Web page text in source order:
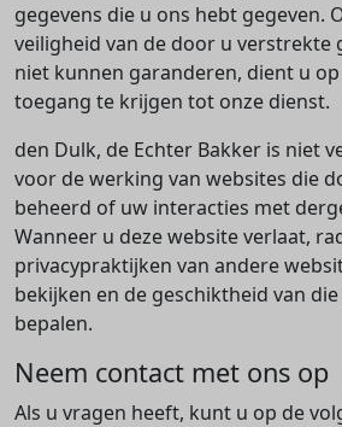
gegevens die u ons hebt gegeven.
veiligheid van de door u verstrekte
niet kunnen garanderen, dient u
toegang te krijgen tot onze dienst.
den Dulk, de Echter Bakker is niet
voor de werking van websites die
beheerd of uw interacties met
Wanneer u deze website verlaat,
privacypraktijken van andere
bekijken en de geschiktheid van
bepalen.
Neem contact met ons op
Als u vragen heeft, kunt u op de